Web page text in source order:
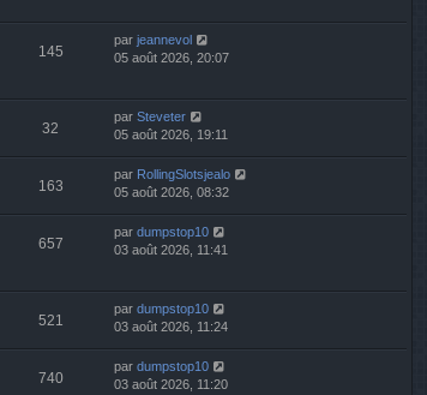
145
par jeannevol
05 août 2026, 20:07
32
par Steveter
05 août 2026, 19:11
163
par RollingSlotsjealo
05 août 2026, 08:32
657
par dumpstop10
03 août 2026, 11:41
521
par dumpstop10
03 août 2026, 11:24
740
par dumpstop10
03 août 2026, 11:20